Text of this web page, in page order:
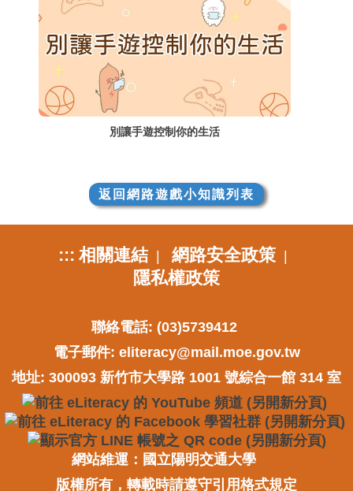
別讓手遊控制你的生活
返回網路遊戲小知識列表
::: 相關連結| 網路安全政策|
隱私權政策
聯絡電話: (03)5739412
電子郵件: eliteracy@mail.moe.gov.tw
地址: 300093 新竹市大學路 1001 號綜合一館 314 室
網站維運：國立陽明交通大學
版權所有，轉載時請遵守引用格式規定